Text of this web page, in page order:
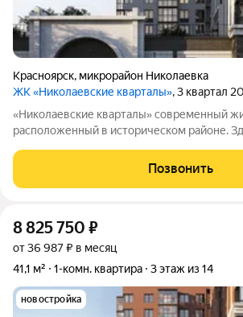
Красноярск, микрорайон Николаевка
ЖК «Николаевские кварталы», 3 квартал
«Николаевские кварталы» современный жилой комплекс,
расположенный в историческом районе.
посторонних, работает система
доступа. Интерьеры выполнены по
Позвонить
8 825 750 ₽
от 36 987 ₽ в месяц
41,1 м²
1-комн. квартира 3 этаж из 14
новостройка